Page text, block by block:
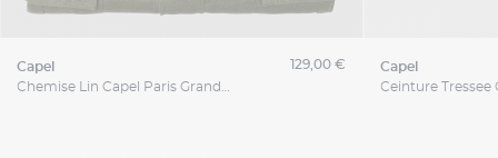
capel
Chemise Lin Capel Paris Grande Taille
129,00 € capel